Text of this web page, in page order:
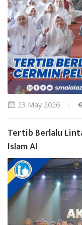
23 May 2026
Tertib Berlalu
Islam Al